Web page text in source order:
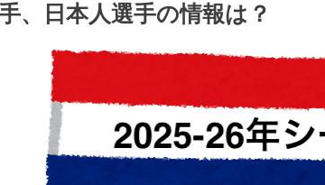
、日本人選手の情報は？